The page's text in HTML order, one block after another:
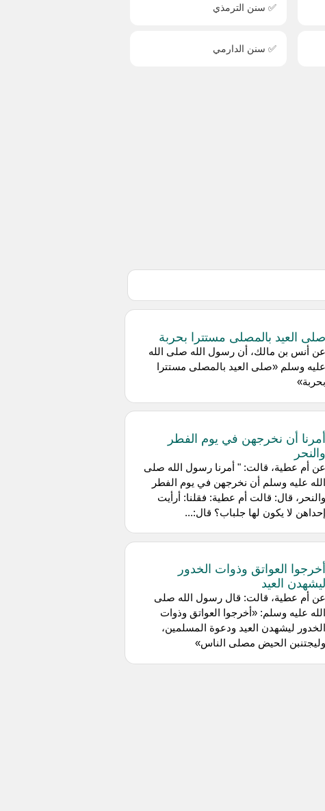
✅ سنن الترمذي
✅ سنن الدارمي
صلى العيد بالمصلى مستترا بحربة
عن أنس بن مالك، أن رسول الله صلى الله
عليه وسلم «صلى العيد بالمصلى مستترا
بحربة»
أمرنا أن نخرجهن في يوم الفطر
والنحر
عن أم عطية، قالت: " أمرنا رسول الله صلى
الله عليه وسلم أن نخرجهن في يوم الفطر
والنحر، قال: قالت أم عطية: فقلنا: أرأيت
إحداهن لا يكون لها جلباب؟ قال:...
أخرجوا العواتق وذوات الخدور
ليشهدن العيد
عن أم عطية، قالت: قال رسول الله صلى
الله عليه وسلم: «أخرجوا العواتق وذوات
الخدور ليشهدن العيد ودعوة المسلمين،
وليجتنبن الحيض مصلى الناس»